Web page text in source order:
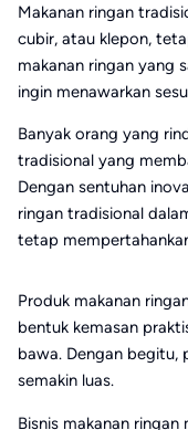
Makanan ringan
cubir, atau klepon,
makanan ringan yang
ingin menawarkan
Banyak orang yang
tradisional yang
Dengan sentuhan
ringan tradisional
tetap
Produk makanan
bentuk kemasan
bawa. Dengan begitu,
semakin luas.
Bisnis makanan